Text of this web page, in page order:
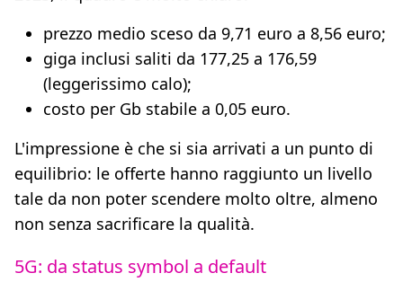
prezzo medio sceso da 9,71 euro a 8,56 euro;
giga inclusi saliti da 177,25 a 176,59
(leggerissimo calo);
costo per Gb stabile a 0,05 euro.
L'impressione è che si sia arrivati a un punto di
equilibrio: le offerte hanno raggiunto un livello
tale da non poter scendere molto oltre, almeno
non senza sacrificare la qualità.
5G: da status symbol a default